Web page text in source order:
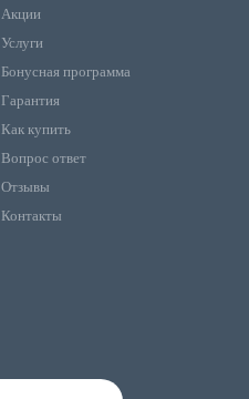
Акции
Услуги
Бонусная программа
Гарантия
Как купить
Вопрос ответ
Отзывы
Контакты